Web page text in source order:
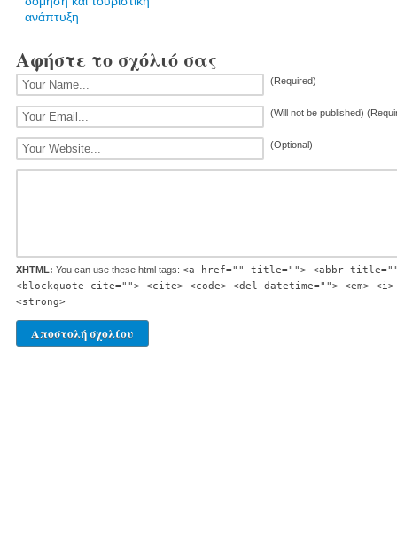
ανάπτυξη
Αφήστε το σχόλιό σας
(Required)
(Will not be published)
(Optional)
XHTML: You can use these html tags: <a href="" title=""> <abbr
<blockquote cite=""> <cite> <code> <del datetime=""> <em>
<strong>